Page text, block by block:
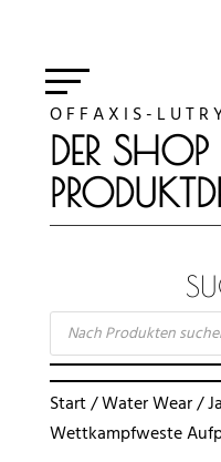
O F F A X I S - L U T R
DER
SUCHE
NACH
Start/Water Wear/
Wettkampfweste